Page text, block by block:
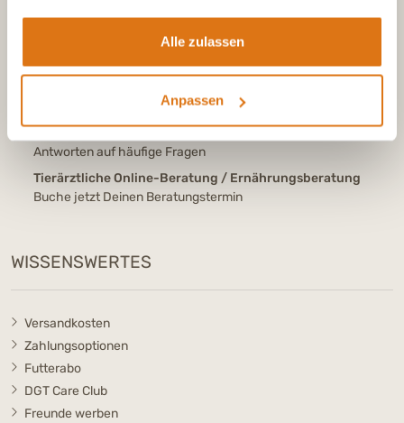
Alle zulassen
Anpassen
Aus der Schweiz, Mo-Fr, 7-17 Uhr
Antworten auf häufige Fragen
Tierärztliche Online-Beratung / Ernährungsberatung
Buche jetzt Deinen Beratungstermin
WISSENSWERTES
Versandkosten
Zahlungsoptionen
Futterabo
DGT Care Club
Freunde werben